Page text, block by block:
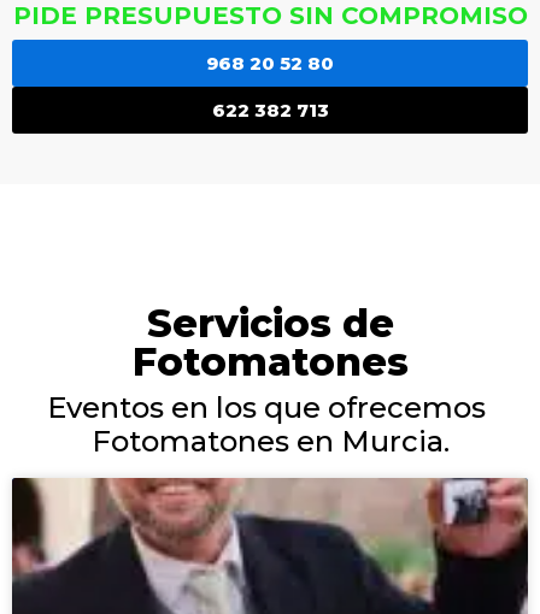
PIDE PRESUPUESTO SIN COMPROMISO
622 382 713
968 20 52 80
Servicios de
Fotomatones
Eventos en los que ofrecemos
Fotomatones en Murcia.